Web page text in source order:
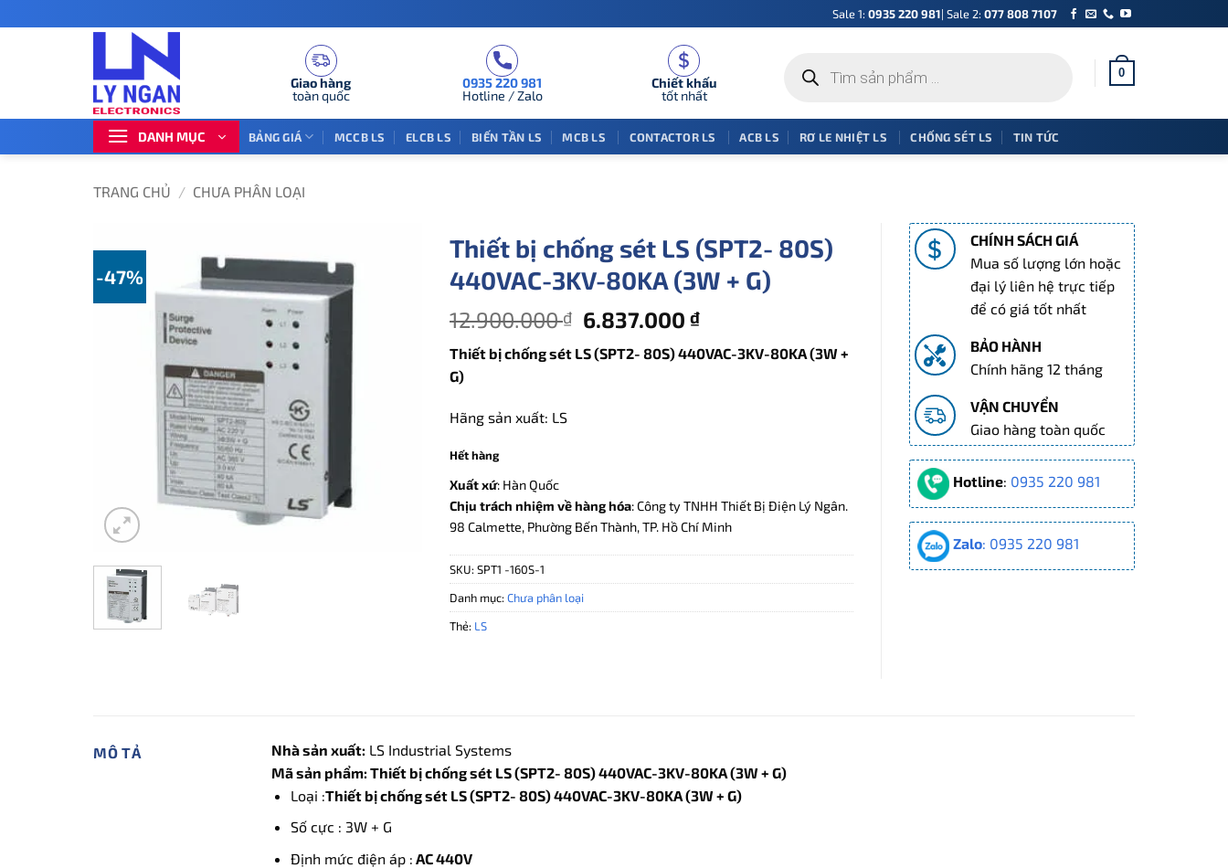
qua
Sale 1: 0935 220 981| Sale 2: 077 808 7107
Giao hàng
toàn quốc
0935 220 981
Hotline / Zalo
Chiết khấu
tốt nhất
kiếm
0
DANH MỤC BẢNG GIÁ MCCB LS ELCB LS BIẾN TẦN LS MCB LS CONTACTOR LS ACB LS RƠ LE NHIỆT LS CHỐNG SÉT LS TIN TỨC
TRANG CHỦ / CHƯA PHÂN LOẠI
-47%
Thiết bị chống sét LS (SPT2- 80S)
440VAC-3KV-80KA (3W + G)
12.900.000₫ Giá
là:
6.837.000₫Giá
tại
Thiết bị chống sét LS (SPT2- 80S) 440VAC-3KV-80KA (3W +
G)
Hãng sản xuất: LS
Hết hàng
Xuất xứ: Hàn Quốc
Chịu trách nhiệm về hàng hóa: Công ty TNHH Thiết Bị Điện Lý Ngân.
98 Calmette, Phường Bến Thành, TP. Hồ Chí Minh
SKU: SPT1 -160S-1
Danh mục: Chưa phân loại
Thẻ: LS
CHÍNH SÁCH GIÁ
Mua số lượng lớn hoặc
đại lý liên hệ trực tiếp
để có giá tốt nhất
BẢO HÀNH
Chính hãng 12 tháng
VẬN CHUYỂN
Giao hàng toàn quốc
Hotline: 0935 220 981
Zalo: 0935 220 981
MÔ TẢ Nhà sản xuất: LS Industrial Systems
Mã sản phẩm: Thiết bị chống sét LS (SPT2- 80S) 440VAC-3KV-80KA (3W + G)
Loại :Thiết bị chống sét LS (SPT2- 80S) 440VAC-3KV-80KA (3W + G)
Số cực : 3W + G
Định mức điện áp : AC 440V